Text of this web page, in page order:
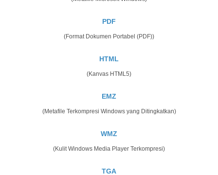
PDF
(Format Dokumen Portabel (PDF))
HTML
(Kanvas HTML5)
EMZ
(Metafile Terkompresi Windows yang Ditingkatkan)
WMZ
(Kulit Windows Media Player Terkompresi)
TGA